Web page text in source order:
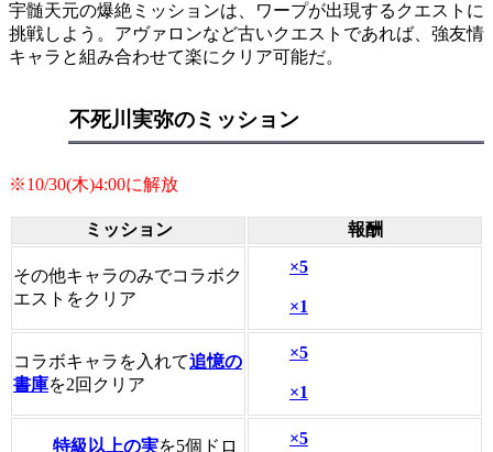
宇髄天元の爆絶ミッションは、ワープが出現するクエストに
挑戦しよう。アヴァロンなど古いクエストであれば、強友情
キャラと組み合わせて楽にクリア可能だ。
不死川実弥のミッション
※10/30(木)4:00に解放
ミッション 報酬
その他キャラのみでコラボク
エストをクリア
×5
×1
コラボキャラを入れて追憶の
書庫を2回クリア
×5
×1
特級以上の実を5個ドロ
×5